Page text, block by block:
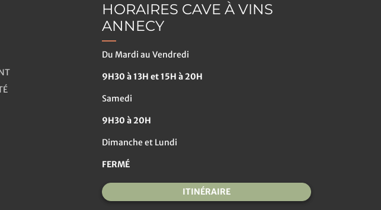
HORAIRES CAVE À VINS
ANNECY
Du Mardi au Vendredi
9H30 à 13H et 15H à 20H
Samedi
9H30 à 20H
Dimanche et Lundi
FERMÉ
ITINÉRAIRE